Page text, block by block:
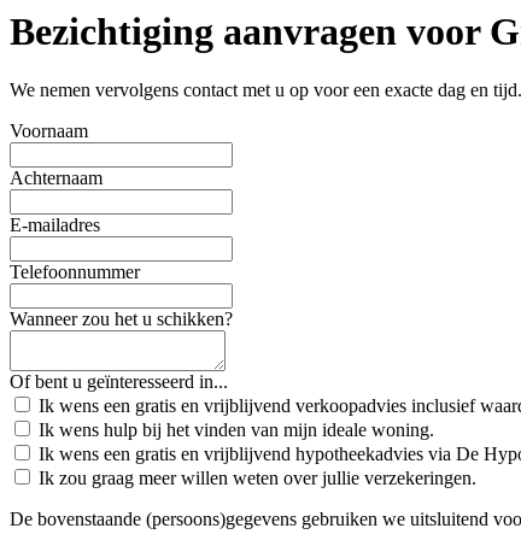
Bezichtiging aanvragen voor
We nemen vervolgens contact met u op voor een exacte dag en tijd.
Voornaam
Achternaam
E-mailadres
Telefoonnummer
Wanneer zou het u schikken?
Of bent u geïnteresseerd in...
Ik wens een gratis en vrijblijvend verkoopadvies inclusief
Ik wens hulp bij het vinden van mijn ideale woning.
Ik wens een gratis en vrijblijvend hypotheekadvies via De
Ik zou graag meer willen weten over jullie verzekeringen.
De bovenstaande (persoons)gegevens gebruiken we uitsluitend